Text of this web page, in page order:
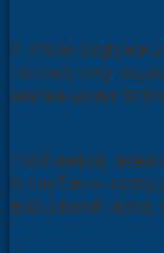
…
Я стану
только ему
…
Любимый, извини
в глубины